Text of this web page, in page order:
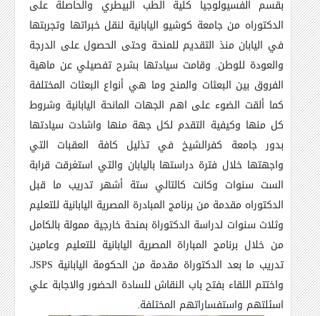
بقسم الفسيولوجيا كلية الطب البيطري والحاصلة على
الدكتوراه من جامعة كوشيو اليابانية لنقل خبراتها وتجربتها
في اليابان منذ التقديم للمنحة وحتى الحصول على الدرجة
والعودة للوطن. وقامت سيادتها بشرح تفصيلي عن ماهية
الفروق بين البعثات والمنح وما هي أنواع البعثات المختلفة
كما ألقت الضوء على اهم الجهات المانحة اليابانية وشروط
كل منها وكيفية التقدم لكل جهة منها واشادت سيادتها
بدور جامعة كفرالشيخ في تذليل كافة العقبات التي
واجهتها خلال فترة دراستها باليابان والتي استغرقت قرابة
الست سنوات وكانت كالتالي ستة أشهر تدريب ما قبل
الدكتوراه مقدمة من برنامج المبادرة المصرية اليابانية للتعليم
وثلاث سنوات لدراسة الدكتوراة بمنحة خارجية ممولة بالكامل
من خلال برنامج المباراة المصرية اليابانية للتعليم وعامين
تدريب ما بعد الدكتوراة مقدمة من الحكومة اليابانية JSPS،
واختتم اللقاء بفتح باب النقاش للسادة الحضور والاجابة علي
اسئلتهم واستفساراتهم المختلفة.